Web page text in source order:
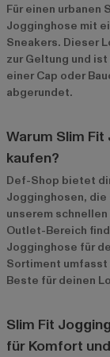
Für einen
Jogginghose mit
Sneakers. Dieser
zur Geltung und
einer Cap oder
abgerundet.
Warum Slim
kaufen?
Def-Shop bietet
Jogginghosen, die
unserem
Outlet-Bereich
Jogginghose für
Sortiment umfasst
Beste für deinen
Slim Fit
für Komfort